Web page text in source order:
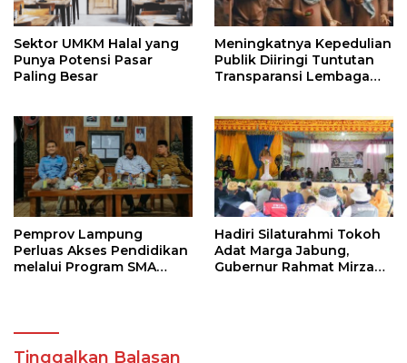
Sektor UMKM Halal yang
Punya Potensi Pasar
Paling Besar
Meningkatnya Kepedulian
Publik Diiringi Tuntutan
Transparansi Lembaga
Pemprov Lampung
Perluas Akses Pendidikan
melalui Program SMA
Hadiri Silaturahmi Tokoh
Adat Marga Jabung,
Gubernur Rahmat Mirzani
Tinggalkan Balasan